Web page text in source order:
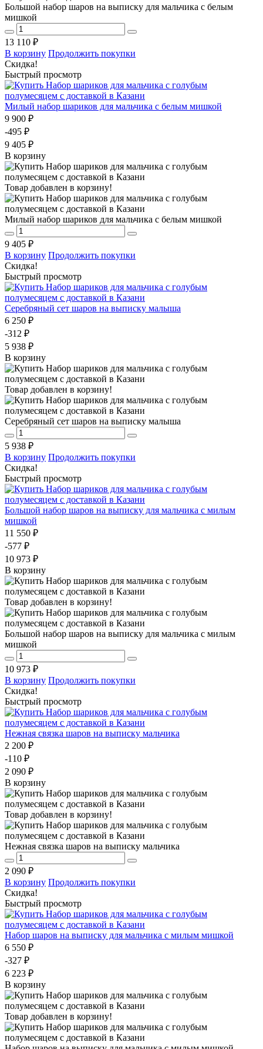
Большой набор шаров на выписку для мальчика с белым
мишкой
13 110 ₽
В корзину Продолжить покупки
Скидка!
Быстрый просмотр
Милый набор шариков для мальчика с белым мишкой
9 900 ₽
-495 ₽
9 405 ₽
В корзину
Товар добавлен в корзину!
Милый набор шариков для мальчика с белым мишкой
9 405 ₽
В корзину Продолжить покупки
Скидка!
Быстрый просмотр
Серебряный сет шаров на выписку малыша
6 250 ₽
-312 ₽
5 938 ₽
В корзину
Товар добавлен в корзину!
Серебряный сет шаров на выписку малыша
5 938 ₽
В корзину Продолжить покупки
Скидка!
Быстрый просмотр
Большой набор шаров на выписку для мальчика с милым
мишкой
11 550 ₽
-577 ₽
10 973 ₽
В корзину
Товар добавлен в корзину!
Большой набор шаров на выписку для мальчика с милым
мишкой
10 973 ₽
В корзину Продолжить покупки
Скидка!
Быстрый просмотр
Нежная связка шаров на выписку мальчика
2 200 ₽
-110 ₽
2 090 ₽
В корзину
Товар добавлен в корзину!
Нежная связка шаров на выписку мальчика
2 090 ₽
В корзину Продолжить покупки
Скидка!
Быстрый просмотр
Набор шаров на выписку для мальчика с милым мишкой
6 550 ₽
-327 ₽
6 223 ₽
В корзину
Товар добавлен в корзину!